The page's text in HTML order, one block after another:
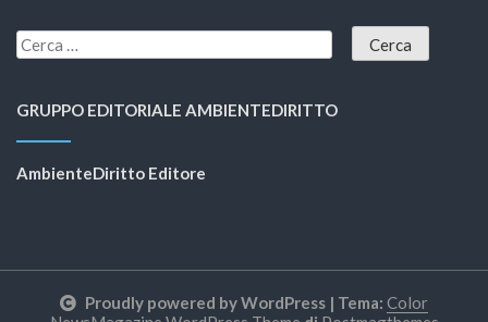
GRUPPO EDITORIALE AMBIENTEDIRITTO
AmbienteDiritto Editore
Proudly powered by WordPress | Tema: Color